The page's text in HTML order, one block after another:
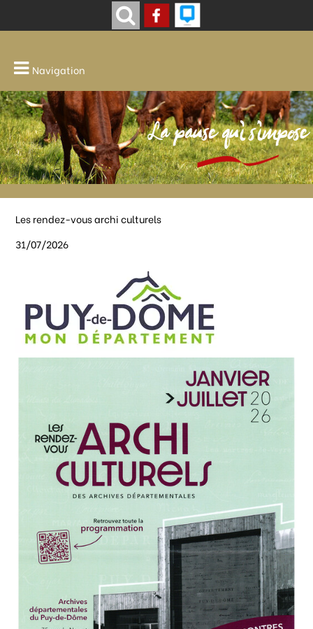
Navigation
La pause qui s'impose
Les rendez-vous archi culturels
31/07/2026